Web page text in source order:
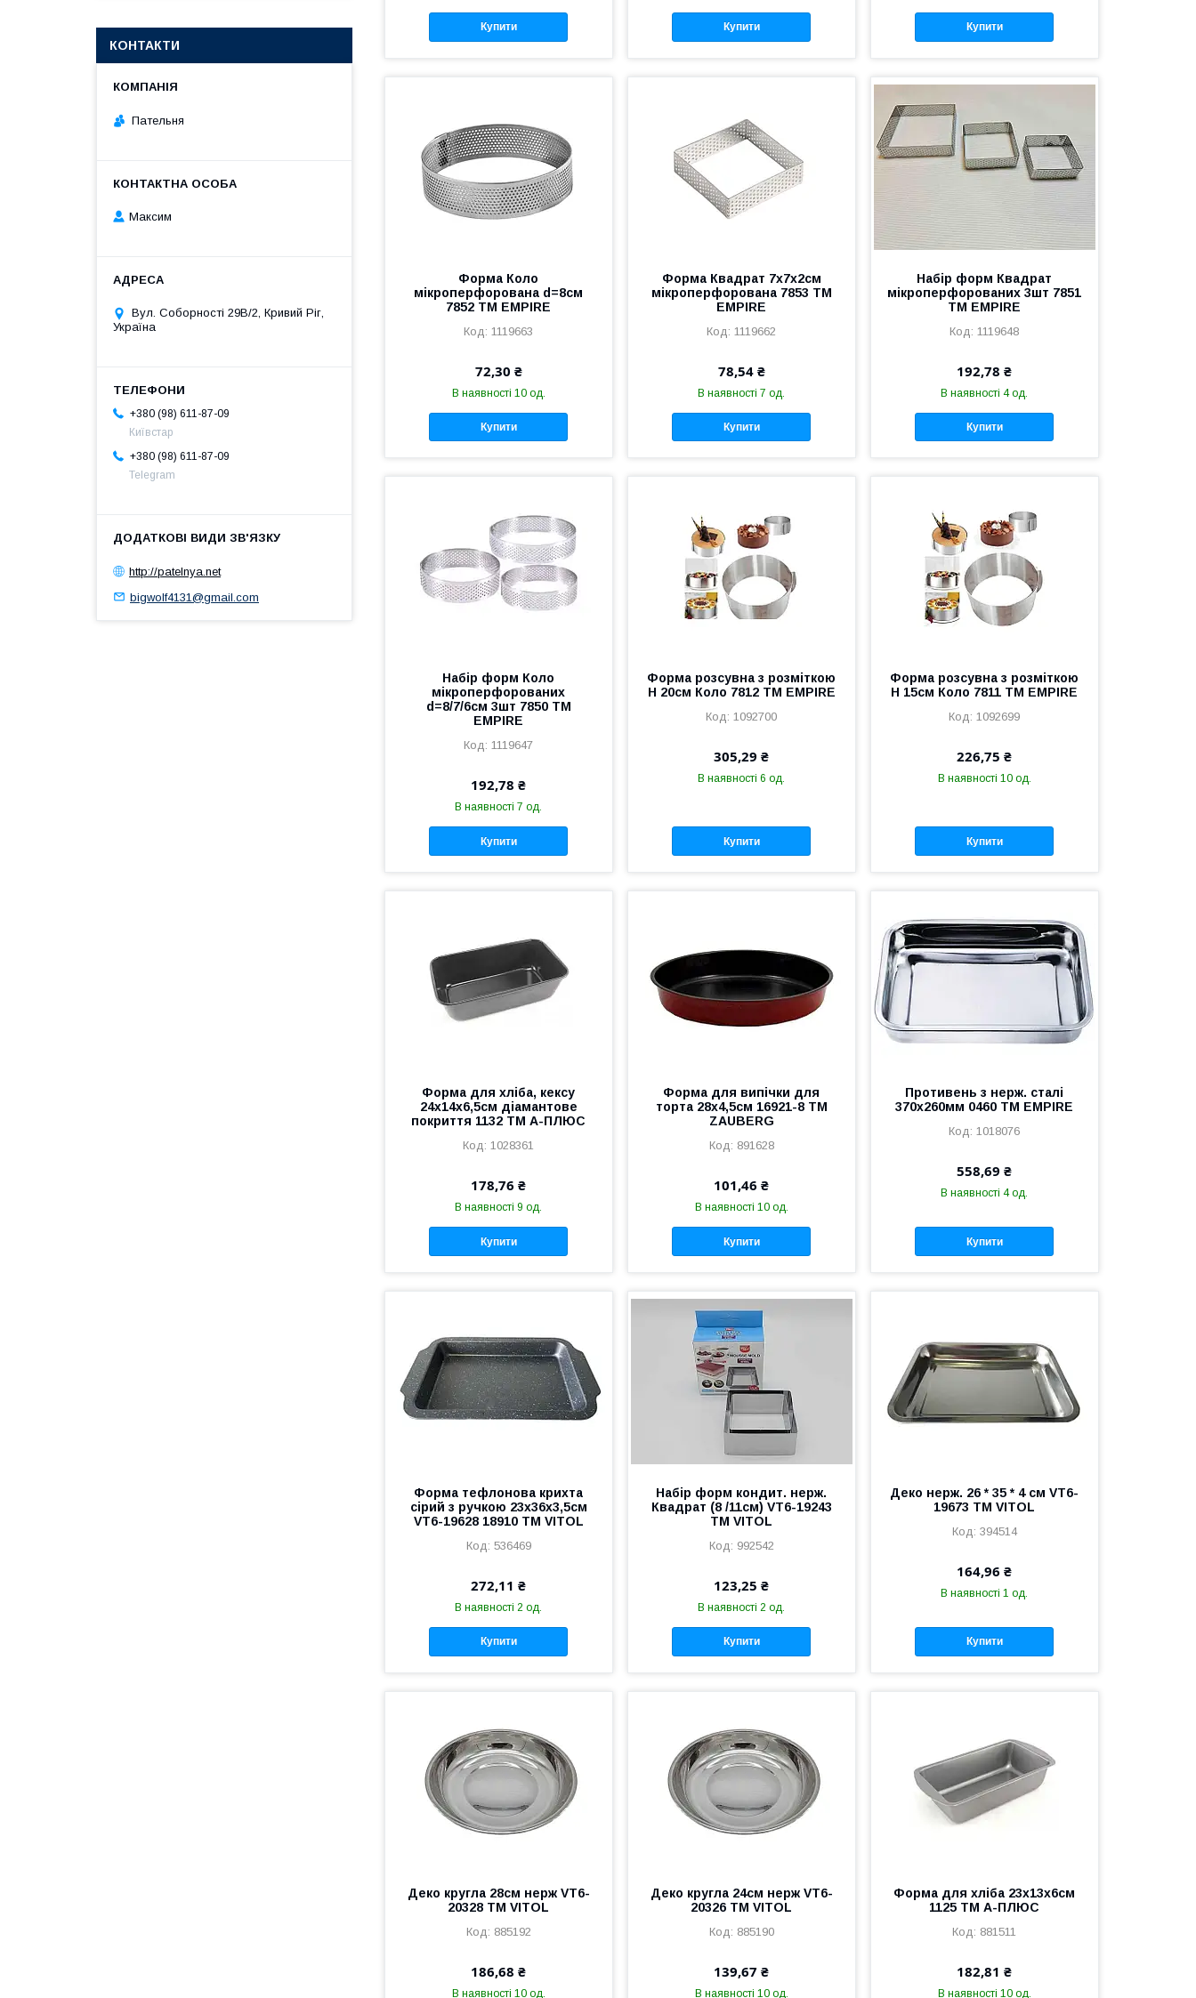
Купити Купити Купити
Форма Коло
мікроперфорована d=8см
7852 ТМ EMPIRE
1119663
72,30 ₴
В наявності 10 од.
Купити
Форма Квадрат 7х7х2см
мікроперфорована 7853 ТМ
EMPIRE
1119662
78,54 ₴
В наявності 7 од.
Купити
Набір форм Квадрат
мікроперфорованих 3шт 7851
ТМ EMPIRE
1119648
192,78 ₴
В наявності 4 од.
Купити
Набір форм Коло
мікроперфорованих
d=8/7/6см 3шт 7850 ТМ
EMPIRE
1119647
192,78 ₴
В наявності 7 од.
Купити
Форма розсувна з розміткою
Н 20см Коло 7812 ТМ EMPIRE
1092700
305,29 ₴
В наявності 6 од.
Купити
Форма розсувна з розміткою
Н 15см Коло 7811 ТМ EMPIRE
1092699
226,75 ₴
В наявності 10 од.
Купити
Форма для хліба, кексу
24х14х6,5см діамантове
покриття 1132 ТМ А-ПЛЮС
1028361
178,76 ₴
В наявності 9 од.
Купити
Форма для випiчки для
торта 28х4,5см 16921-8 ТМ
ZAUBERG
891628
101,46 ₴
В наявності 10 од.
Купити
Противень з нерж. сталі
370х260мм 0460 ТМ EMPIRE
1018076
558,69 ₴
В наявності 4 од.
Купити
Форма тефлонова крихта
сірий з ручкою 23х36х3,5см
VT6-19628 18910 ТМ VITOL
536469
272,11 ₴
В наявності 2 од.
Купити
Набір форм кондит. нерж.
Квадрат (8 /11см) VT6-19243
ТМ VITOL
992542
123,25 ₴
В наявності 2 од.
Купити
Деко нерж. 26 * 35 * 4 см VT6-
19673 ТМ VITOL
394514
164,96 ₴
В наявності 1 од.
Купити
Деко кругла 28см нерж VT6-
20328 ТМ VITOL
885192
186,68 ₴
В наявності 10 од.
Деко кругла 24см нерж VT6-
20326 ТМ VITOL
885190
139,67 ₴
В наявності 10 од.
Форма для хліба 23х13х6см
1125 ТМ А-ПЛЮС
881511
182,81 ₴
В наявності 10 од.
КОНТАКТИ
Пательня
Максим
Вул. Соборності 29В/2, Кривий Ріг,
Україна
+380 (98) 611-87-09
Київстар
+380 (98) 611-87-09
Telegram
http://patelnya.net
bigwolf4131@gmail.com